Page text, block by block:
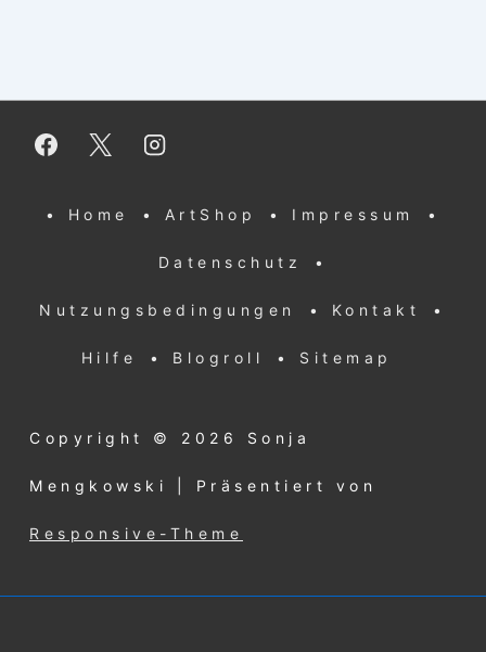
Footer-
• Home • ArtShop • Impressum •
Datenschutz •
Nutzungsbedingungen • Kontakt •
Hilfe • Blogroll • Sitemap
Copyright © 2026 Sonja
Mengkowski | Präsentiert von
Responsive-Theme